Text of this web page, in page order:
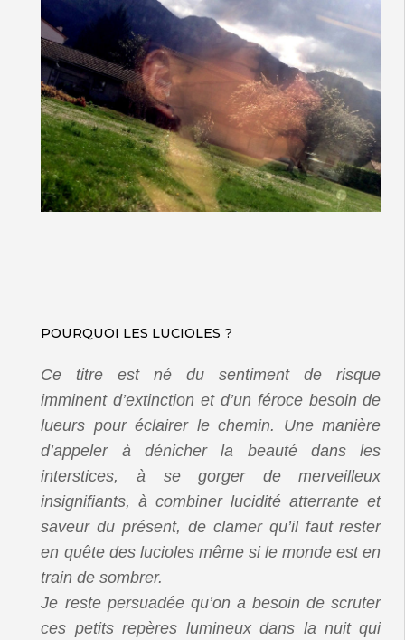
POURQUOI LES LUCIOLES ?
Ce titre est né du sentiment de risque
imminent d’extinction et d’un féroce besoin de
lueurs pour éclairer le chemin. Une manière
d’appeler à dénicher la beauté dans les
interstices, à se gorger de merveilleux
insignifiants, à combiner lucidité atterrante et
saveur du présent, de clamer qu’il faut rester
en quête des lucioles même si le monde est en
train de sombrer.
Je reste persuadée qu’on a besoin de scruter
ces petits repères lumineux dans la nuit qui